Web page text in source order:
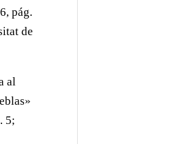
pág.
de
al
5;